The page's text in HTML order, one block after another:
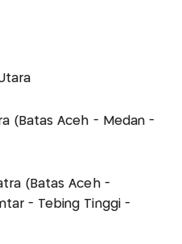
(Batas Aceh - Medan -
(Batas Aceh -
- Tebing Tinggi -